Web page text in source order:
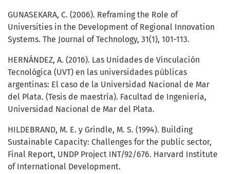
GUNASEKARA, C. (2006). Reframing the Role of
Universities in the Development of Regional Innovation
Systems. The Journal of Technology, 31(1), 101-113.
HERNÁNDEZ, A. (2016). Las Unidades de Vinculación
Tecnológica (UVT) en las universidades públicas
argentinas: El caso de la Universidad Nacional de Mar
del Plata. (Tesis de maestría). Facultad de Ingeniería,
Universidad Nacional de Mar del Plata.
HILDEBRAND, M. E. y Grindle, M. S. (1994). Building
Sustainable Capacity: Challenges for the public sector,
Final Report, UNDP Project INT/92/676. Harvard Institute
of International Development.